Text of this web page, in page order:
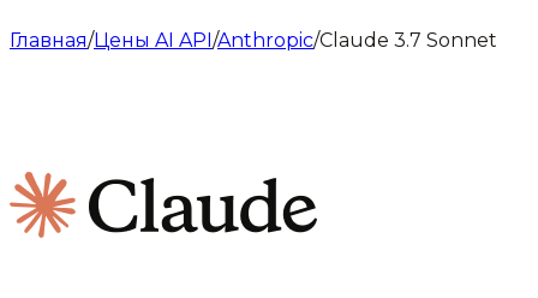
Главная/Цены AI API/Anthropic/Claude 3.7 Sonnet